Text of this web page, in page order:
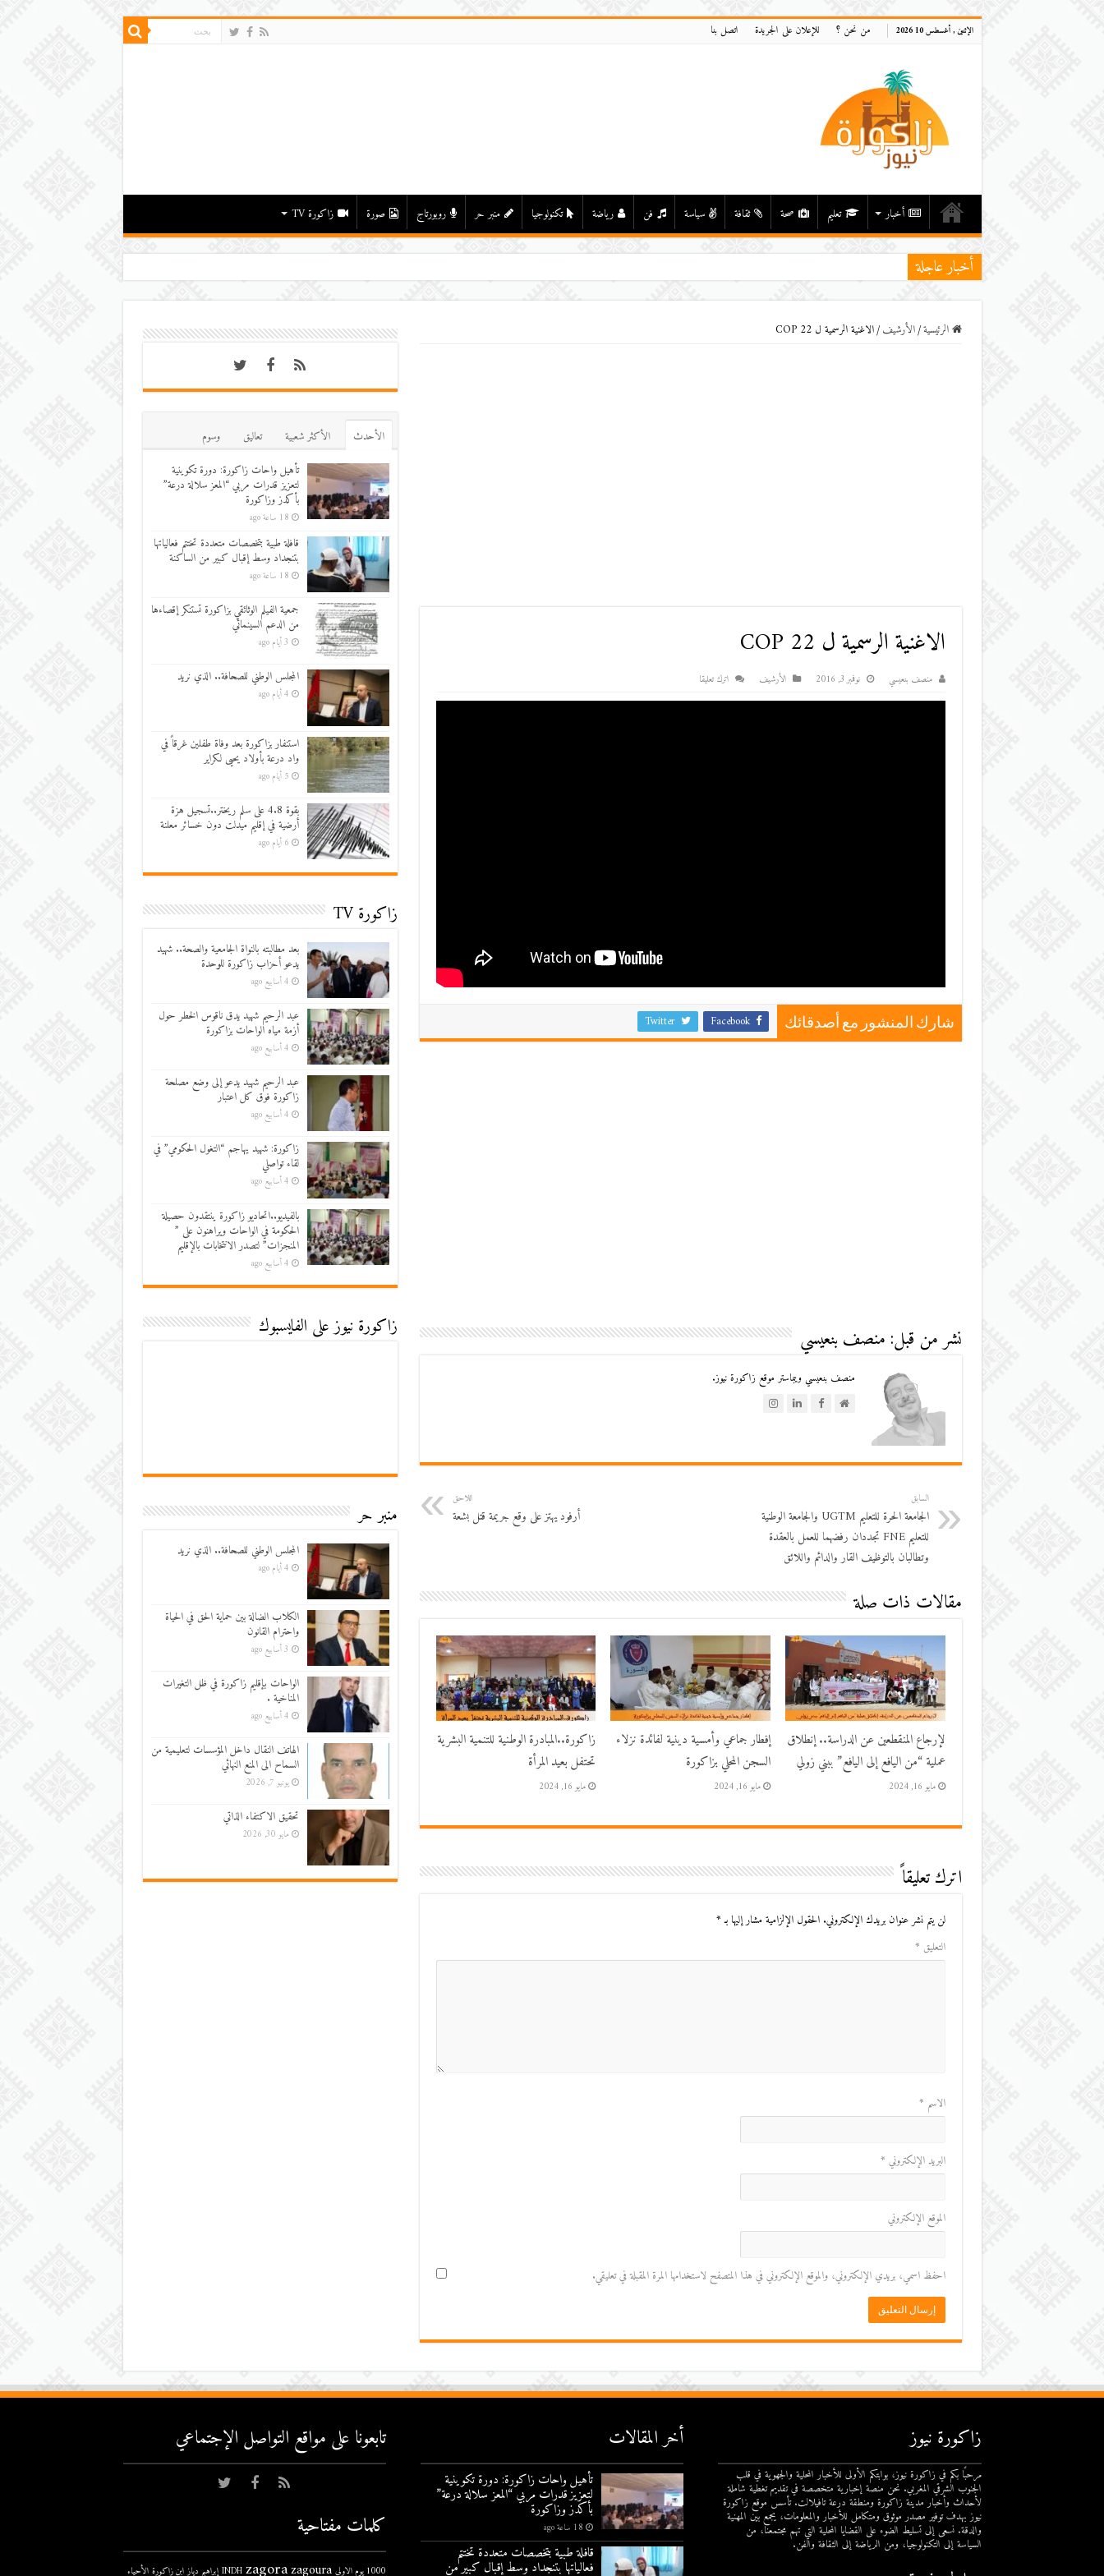
الإثنين , أغسطس 10 2026 من نحن ؟ للإعلان على الجريدة اتصل بنا
أخبار تعليم صحة ثقافة سياسة فن رياضة تكنولوجيا منبر حر روبورتاج صورة زاكورة TV
أخبار عاجلة
الرئيسية/اﻷرشيف/الاغنية الرسمية ل COP 22
الاغنية الرسمية ل COP 22
منصف بنعيسي نوفمبر 3, 2016 اﻷرشيف اترك تعليقا
شارك المنشور مع أصدقائك Facebook
Twitter
نشر من قبل: منصف بنعيسي
منصف بنعيسي ويبماستر موقع زاكورة نيوز.
السابق
الجامعة الحرة للتعليم UGTM والجامعة الوطنية
للتعليم FNE تجددان رفضهما للعمل بالعقدة
وتطالبان بالتوظيف القار والدائم واللائق
اللاحق
أرفود يهتز على وقع جريمة قتل بشعة
مقالات ذات صلة
لإرجاع المنقطعين عن الدراسة.. إنطلاق
عملية “من اليافع إلى اليافع” ببني زولي
مايو 16, 2024
إفطار جماعي وأمسية دينية لفائدة نزلاء
السجن المحلي بزاكورة
مايو 16, 2024
زاكورة..المبادرة الوطنية للتنمية البشرية
تحتفل بعيد المرأة
مايو 16, 2024
اترك تعليقاً
لن يتم نشر عنوان بريدك الإلكتروني. الحقول الإلزامية مشار إليها بـ*
التعليق *
الاسم *
البريد الإلكتروني *
الموقع الإلكتروني
احفظ اسمي، بريدي الإلكتروني، والموقع الإلكتروني في هذا المتصفح لاستخدامها المرة المقبلة في تعليقي.
اﻷحدث اﻷكثر شعبية تعاليق
وسوم
تأهيل واحات زاكورة: دورة تكوينية
لتعزيز قدرات مربي “المعز سلالة درعة”
بأكدز وزاكورة
18 ساعة ago
قافلة طبية بتخصصات متعددة تختتم فعالياتها
بتنجداد وسط إقبال كبير من الساكنة
18 ساعة ago
جمعية الفيلم الوثائقي بزاكورة تستنكر إقصاءها
من الدعم السينمائي
3 أيام ago
المجلس الوطني للصحافة.. الذي نريد
4 أيام ago
استنفار بزاكورة بعد وفاة طفلين غرقاً في
واد درعة بأولاد يحيى لكراير
5 أيام ago
بقوة 4.8 على سلم ريختر..تسجيل هزة
أرضية في إقليم ميدلت دون خسائر معلنة
6 أيام ago
زاكورة TV
بعد مطالبته بالنواة الجامعية والصحة.. شهيد
يدعو أحزاب زاكورة للوحدة
4 أسابيع ago
عبد الرحيم شهيد يدق ناقوس الخطر حول
أزمة مياه الواحات بزاكورة
4 أسابيع ago
عبد الرحيم شهيد يدعو إلى وضع مصلحة
زاكورة فوق كل اعتبار
4 أسابيع ago
زاكورة: شهيد يهاجم “التغول الحكومي” في
لقاء تواصلي
4 أسابيع ago
بالفيديو..اتحاديو زاكورة ينتقدون حصيلة
الحكومة في الواحات ويراهنون على ”
المنجزات” لتصدر الانتخابات بالإقليم
4 أسابيع ago
زاكورة نيوز على الفايسبوك
منبر حر
المجلس الوطني للصحافة.. الذي نريد
4 أيام ago
الكلاب الضالة بين حماية الحق في الحياة
واحترام القانون
3 أسابيع ago
الواحات بإقليم زاكورة في ظل التغيرات
المناخية .
4 أسابيع ago
الهاتف النقال داخل المؤسسات لتعليمية من
السماح الى المنع النهائي
يونيو 7, 2026
تحقيق الاكتفاء الذاتي
مايو 30, 2026
زاكورة نيوز
مرحبًا بكم في زاكورة نيوز، بوابتكم الأولى للأخبار المحلية والجهوية في قلب
الجنوب الشرقي المغربي. نحن منصة إخبارية متخصصة في تقديم تغطية شاملة
لأحداث وأخبار مدينة زاكورة ومنطقة درعة تافيلالت. تأسس موقع زاكورة
نيوز بهدف توفير مصدر موثوق ومتكامل للأخبار والمعلومات، يجمع بين المهنية
والدقة. نسعى إلى تسليط الضوء على القضايا المحلية التي تهم مجتمعنا، من
السياسة إلى التكنولوجيا، ومن الرياضة إلى الثقافة والفن.
أخر المقالات
تأهيل واحات زاكورة: دورة تكوينية
لتعزيز قدرات مربي “المعز سلالة درعة”
بأكدز وزاكورة
18 ساعة ago
قافلة طبية بتخصصات متعددة تختتم
فعالياتها بتنجداد وسط إقبال كبير من
تابعونا على مواقع التواصل اﻹجتماعي
كلمات مفتاحية
1000 يوم الاولى INDH zagorazagoura إبراهيم دياز ابن زاكورة الأحياء